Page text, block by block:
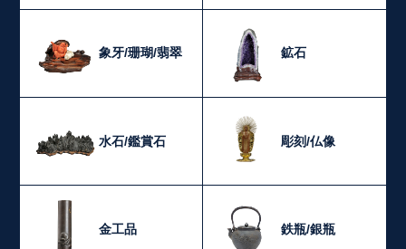
象牙/珊瑚/翡翠 鉱石
水石/鑑賞石 彫刻/仏像
金工品 鉄瓶/銀瓶